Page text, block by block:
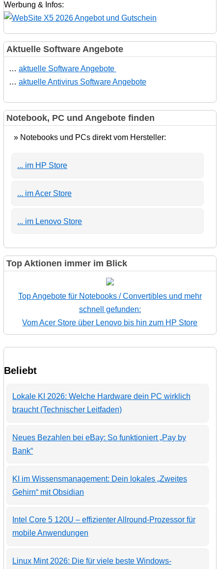
Werbung & Infos:
Aktuelle Software Angebote
… aktuelle Software Angebote
… aktuelle Antivirus Software Angebote
Notebook, PC und Angebote finden
» Notebooks und PCs direkt vom Hersteller:
... im HP Store
... im Acer Store
... im Lenovo Store
Top Aktionen immer im Blick
Top Angebote für Notebooks / Convertibles und mehr
schnell gefunden:
Vom Acer Store über Lenovo bis hin zum HP Store
Beliebt
Lokale KI 2026: Welche Hardware dein PC wirklich
braucht (Technischer Leitfaden)
Neues Bezahlen bei eBay: So funktioniert „Pay by
Bank“
KI im Wissensmanagement: Dein lokales „Zweites
Gehirn“ mit Obsidian
Intel Core 5 120U – effizienter Allround-Prozessor für
mobile Anwendungen
Linux Mint 2026: Die für viele beste Windows-